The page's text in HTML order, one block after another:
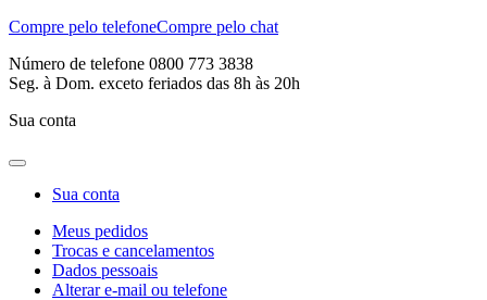
Compre pelo telefoneCompre pelo chat
Número de telefone 0800 773 3838
Seg. à Dom. exceto feriados das 8h às 20h
Sua conta
Sua conta
Meus pedidos
Trocas e cancelamentos
Dados pessoais
Alterar e-mail ou telefone